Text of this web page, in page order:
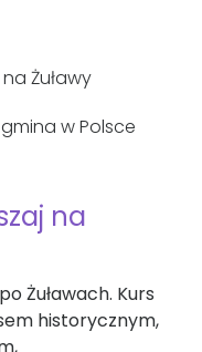
na
Żuławach. Kurs
historycznym,